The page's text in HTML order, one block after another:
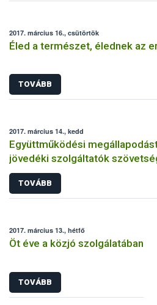
2017. március 16., csütörtök
Éled a természet, élednek az
TOVÁBB
2017. március 14., kedd
Együttműködési
jövedéki szolgáltatók
TOVÁBB
2017. március 13., hétfő
Öt éve a közjó szolgálatában
TOVÁBB